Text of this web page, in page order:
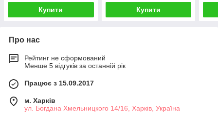
Купити Купити
Про нас
Рейтинг не сформований
Менше 5 відгуків за останній рік
Працює з 15.09.2017
м. Харків
ул. Богдана Хмельницкого 14/16, Харків, Україна